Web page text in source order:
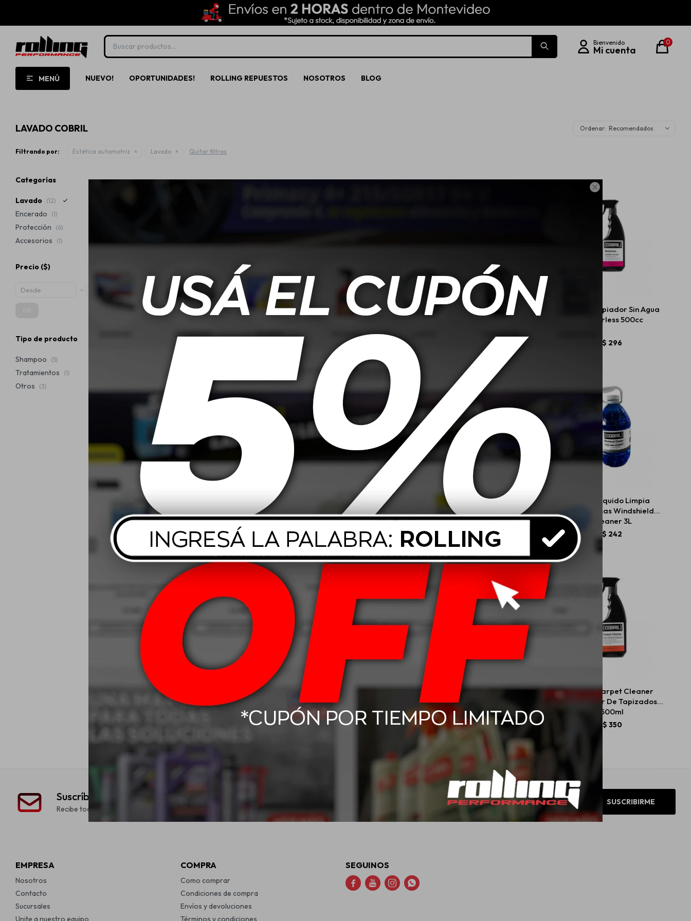

MENÚ NUEVO! OPORTUNIDADES! ROLLING REPUESTOS NOSOTROS BLOG
0
LAVADO COBRIL Recomendados
Filtrando por: Estética automotriz Lavado Quitar filtros
Cobril Shampoo Ph Neutro 1L
Cobril Limpiador De Vidrios
Glass Cleaner 500cc
$
Cobril Renovador De
619
Cobril Limpiador Sin Agua
Waterless 500cc
$ 296
Cobril Brill Pro Silicona
Líquida Perfumada 500cc
$485
Cobril Carbon Black
Hidratador De Plasticos
500cc
$666
Cobril Shampoo Super
Concentrado Maquina De
Espuma y Uso manual 1L
$638
Cobril liquido Limpia
Parabrisas Windshield
Cleaner 3L
$ 242
Cobril Silicona Abrillantadora
En Aerosol Brill Pro 420cc
Limpiador Multipropósito Apc
Cobril 500 cc
$ 380
Cobril Pro Wash Shampoo Con
$ 475
Cobril Carpet Cleaner
Limpiador De Tapizados
500ml
$ 350
Categorías
Lavado (12)
Encerado (1)
Protección (6)
Accesorios (1)
Precio ($)
Tipo de producto
Shampoo (5)
Tratamientos (1)
Otros (3)
Suscríbete a nuestra newsletter
Recibe todas las novedades y ofertas de nuestra tienda.
SUSCRIBIRME
EMPRESA
Nosotros
Contacto
Sucursales
Unite a nuestro equipo
COMPRA
Como comprar
Condiciones de compra
Envíos y devoluciones
Términos y condiciones
SEGUINOS
   